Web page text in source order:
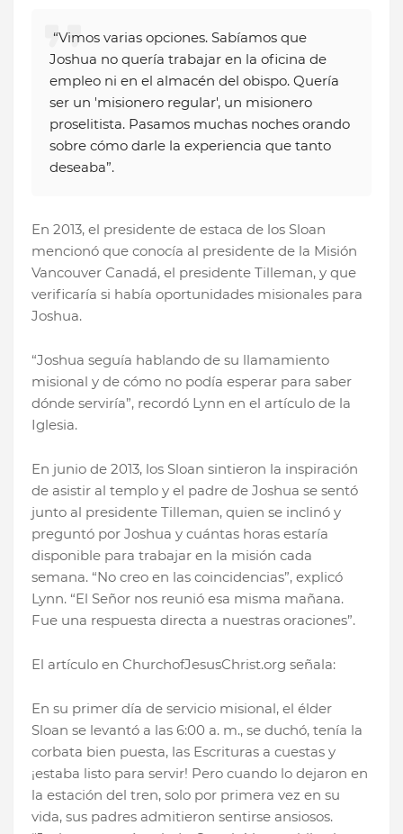
“Vimos varias opciones. Sabíamos que
Joshua no quería trabajar en la oficina de
empleo ni en el almacén del obispo. Quería
ser un 'misionero regular', un misionero
proselitista. Pasamos muchas noches orando
sobre cómo darle la experiencia que tanto
deseaba”.
En 2013, el presidente de estaca de los Sloan
mencionó que conocía al presidente de la Misión
Vancouver Canadá, el presidente Tilleman, y que
verificaría si había oportunidades misionales para
Joshua.
“Joshua seguía hablando de su llamamiento
misional y de cómo no podía esperar para saber
dónde serviría”, recordó Lynn en el artículo de la
Iglesia.
En junio de 2013, los Sloan sintieron la inspiración
de asistir al templo y el padre de Joshua se sentó
junto al presidente Tilleman, quien se inclinó y
preguntó por Joshua y cuántas horas estaría
disponible para trabajar en la misión cada
semana. “No creo en las coincidencias”, explicó
Lynn. “El Señor nos reunió esa misma mañana.
Fue una respuesta directa a nuestras oraciones”.
El artículo en ChurchofJesusChrist.org señala:
En su primer día de servicio misional, el élder
Sloan se levantó a las 6:00 a. m., se duchó, tenía la
corbata bien puesta, las Escrituras a cuestas y
¡estaba listo para servir! Pero cuando lo dejaron en
la estación del tren, solo por primera vez en su
vida, sus padres admitieron sentirse ansiosos.